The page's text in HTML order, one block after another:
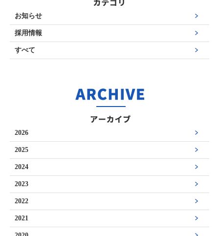
お知らせ
採用情報
すべて
2026
2025
2024
2023
2022
2021